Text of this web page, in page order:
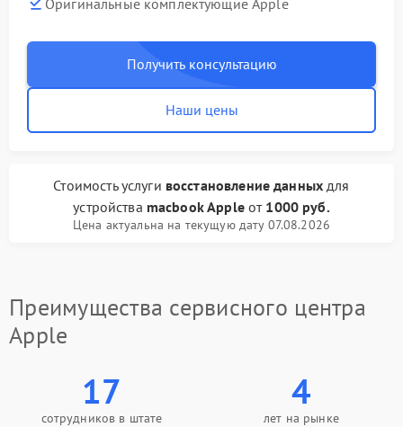
Получить консультацию
Наши цены
Стоимость услуги восстановление данных для
устройства macbook Appleот 1000 руб.
Цена актуальна на текущую дату 07.08.2026
Преимущества сервисного центра
Apple
17
сотрудников в штате
4
лет на рынке